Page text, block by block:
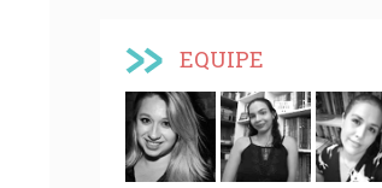
EQUIPE